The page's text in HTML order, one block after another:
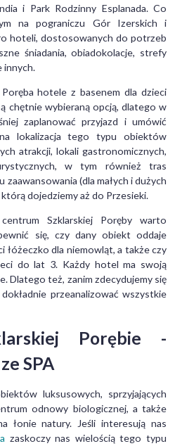
i Park Rodzinny Esplanada. Co
na pograniczu Gór Izerskich i
hoteli, dostosowanych do potrzeb
śniadania, obiadokolacje, strefy
innych.
hotele z basenem dla dzieci
chętnie wybieraną opcją, dlatego w
zaplanować przyjazd i umówić
lokalizacja tego typu obiektów
atrakcji, lokali gastronomicznych,
w tym również tras
(dla małych i dużych
dojedziemy aż do Przesieki.
Szklarskiej Poręby warto
się, czy dany obiekt oddaje
łóżeczko dla niemowląt, a także czy
do lat 3. Każdy hotel ma swoją
Dlatego też, zanim zdecydujemy się
przeanalizować wszystkie
Porębie -
SPA
luksusowych, sprzyjających
odnowy biologicznej, a także
łonie natury. Jeśli interesują nas
zaskoczy nas wielością tego typu